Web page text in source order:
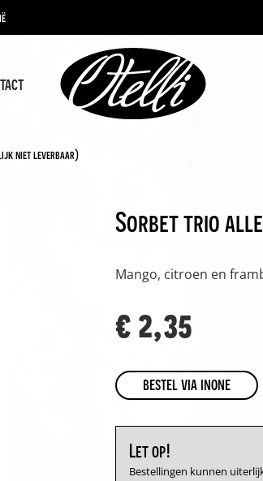
niet leverbaar)
Sorbet trio
Mango, citroen en
€ 2,35
bestel via inone
Let op!
Bestellingen kunnen